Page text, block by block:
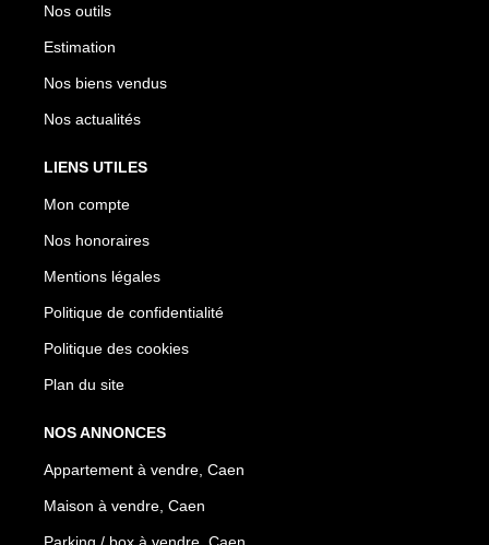
Nos outils
Estimation
Nos biens vendus
Nos actualités
LIENS UTILES
Mon compte
Nos honoraires
Mentions légales
Politique de confidentialité
Politique des cookies
Plan du site
NOS ANNONCES
Appartement à vendre, Caen
Maison à vendre, Caen